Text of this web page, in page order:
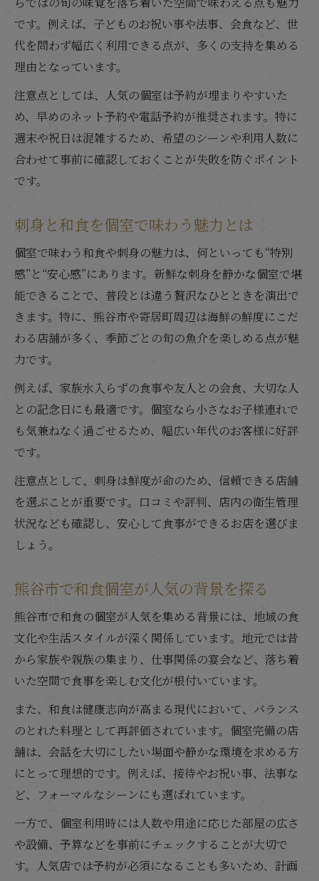
です。例えば、子どものお祝い事や法事、会食など、世
代を問わず幅広く利用できる点が、多くの支持を集める
理由となっています。
注意点としては、人気の個室は予約が埋まりやすいた
め、早めのネット予約や電話予約が推奨されます。特に
週末や祝日は混雑するため、希望のシーンや利用人数に
合わせて事前に確認しておくことが失敗を防ぐポイント
です。
刺身と和食を個室で味わう魅力とは
個室で味わう和食や刺身の魅力は、何といっても“特別
感”と“安心感”にあります。新鮮な刺身を静かな個室で堪
能できることで、普段とは違う贅沢なひとときを演出で
きます。特に、熊谷市や寄居町周辺は海鮮の鮮度にこだ
わる店舗が多く、季節ごとの旬の魚介を楽しめる点が魅
力です。
例えば、家族水入らずの食事や友人との会食、大切な人
との記念日にも最適です。個室なら小さなお子様連れで
も気兼ねなく過ごせるため、幅広い年代のお客様に好評
です。
注意点として、刺身は鮮度が命のため、信頼できる店舗
を選ぶことが重要です。口コミや評判、店内の衛生管理
状況なども確認し、安心して食事ができるお店を選びま
しょう。
熊谷市で和食個室が人気の背景を探る
熊谷市で和食の個室が人気を集める背景には、地域の食
文化や生活スタイルが深く関係しています。地元では昔
から家族や親族の集まり、仕事関係の宴会など、落ち着
いた空間で食事を楽しむ文化が根付いています。
また、和食は健康志向が高まる現代において、バランス
のとれた料理として再評価されています。個室完備の店
舗は、会話を大切にしたい場面や静かな環境を求める方
にとって理想的です。例えば、接待やお祝い事、法事な
ど、フォーマルなシーンにも選ばれています。
一方で、個室利用時には人数や用途に応じた部屋の広さ
や設備、予算などを事前にチェックすることが大切で
す。人気店では予約が必須になることも多いため、計画